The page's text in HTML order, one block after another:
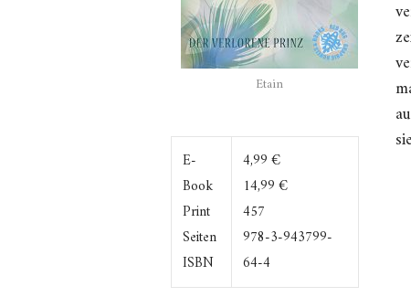
Etain
E-
Book
Print
Seiten
ISBN
4,99 €
14,99 €
457
978-3-943799-
64-4